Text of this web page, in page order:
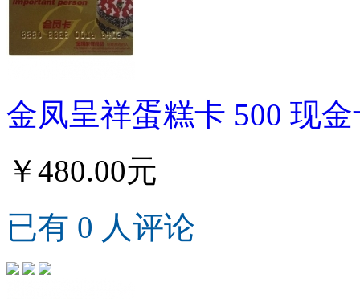
金凤呈祥蛋糕卡 500 现
￥480.00元
已有 0 人评论